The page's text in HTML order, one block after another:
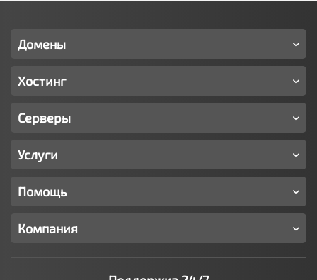
Домены
Хостинг
Серверы
Услуги
Помощь
Компания